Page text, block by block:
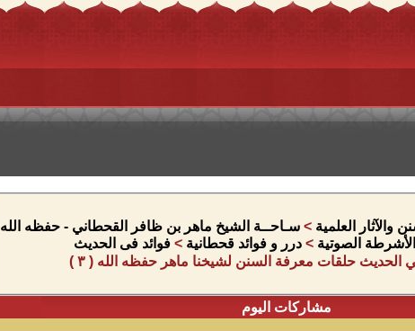
والآثار العلمية > سـاحــة الشيخ ماهر بن ظافر القحطاني - حفظه الله
الصوتية > درر و فوائد قحطانية > فوائد فى الحديث
الحديث حلقات معرفة السنن لشيخنا ماهر حفظه الله ( ٣ )
مشاركات اليوم